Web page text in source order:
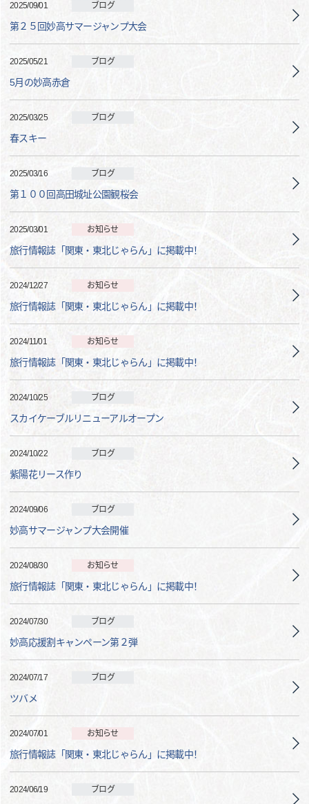
2025/09/01 ブログ
第２５回妙高サマージャンプ大会
2025/05/21 ブログ
5月の妙高赤倉
2025/03/25 ブログ
春スキー
2025/03/16 ブログ
第１００回高田城址公園観桜会
2025/03/01 お知らせ
旅行情報誌「関東・東北じゃらん」に掲載中！
2024/12/27 お知らせ
旅行情報誌「関東・東北じゃらん」に掲載中！
2024/11/01 お知らせ
旅行情報誌「関東・東北じゃらん」に掲載中！
2024/10/25 ブログ
スカイケーブルリニューアルオープン
2024/10/22 ブログ
紫陽花リース作り
2024/09/06 ブログ
妙高サマージャンプ大会開催
2024/08/30 お知らせ
旅行情報誌「関東・東北じゃらん」に掲載中！
2024/07/30 ブログ
妙高応援割キャンペーン第２弾
2024/07/17 ブログ
ツバメ
2024/07/01 お知らせ
旅行情報誌「関東・東北じゃらん」に掲載中！
2024/06/19 ブログ